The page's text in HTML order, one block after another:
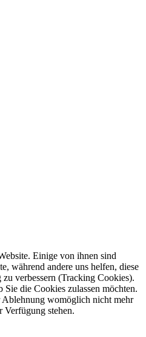
Einige von ihnen sind
während andere uns helfen, diese
verbessern (Tracking Cookies).
Sie die Cookies zulassen möchten.
Ablehnung womöglich nicht mehr
Verfügung stehen.